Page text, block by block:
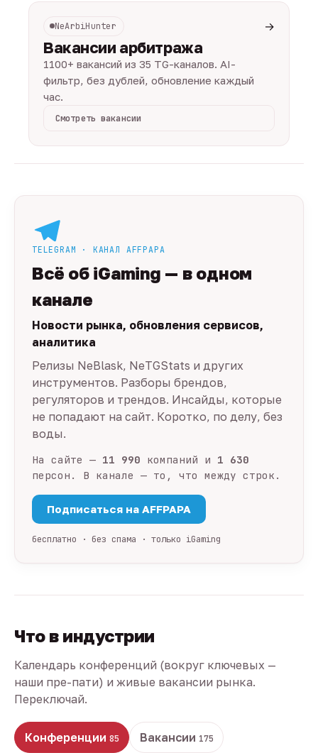
NeArbiHunter →
Вакансии арбитража
1100+ вакансий из 35 TG-каналов. AI-
фильтр, без дублей, обновление каждый
час.
Смотреть вакансии
TELEGRAM · КАНАЛ AFFPAPA
Всё об iGaming — в одном
канале
Новости рынка, обновления сервисов,
аналитика
Релизы NeBlask, NeTGStats и других
инструментов. Разборы брендов,
регуляторов и трендов. Инсайды, которые
не попадают на сайт. Коротко, по делу, без
воды.
На сайте — 11 990 компаний и 1 630
персон. В канале — то, что между строк.
Подписаться на AFFPAPA
бесплатно · без спама · только iGaming
Что в индустрии
Календарь конференций (вокруг ключевых —
наши пре-пати) и живые вакансии рынка.
Переключай.
Конференции 85 Вакансии 175